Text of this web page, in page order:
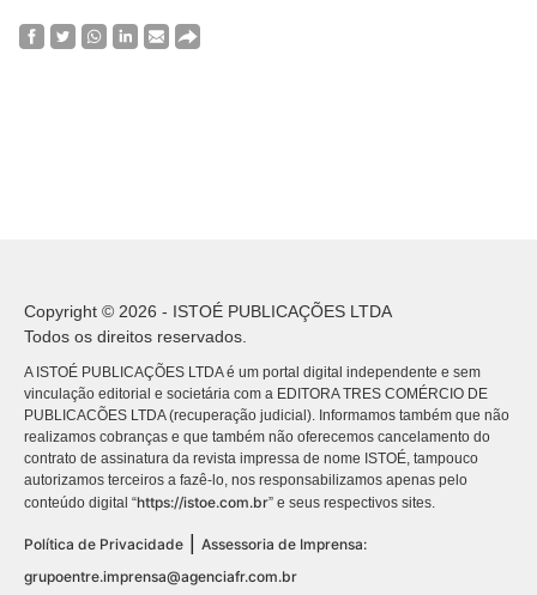
Copyright © 2026 - ISTOÉ PUBLICAÇÕES LTDA
Todos os direitos reservados.
A ISTOÉ PUBLICAÇÕES LTDA é um portal digital independente e sem
vinculação editorial e societária com a EDITORA TRES COMÉRCIO DE
PUBLICACÕES LTDA (recuperação judicial). Informamos também que não
realizamos cobranças e que também não oferecemos cancelamento do
contrato de assinatura da revista impressa de nome ISTOÉ, tampouco
autorizamos terceiros a fazê-lo, nos responsabilizamos apenas pelo
conteúdo digital “https://istoe.com.br” e seus respectivos sites.
Política de Privacidade
Assessoria de Imprensa:
grupoentre.imprensa@agenciafr.com.br